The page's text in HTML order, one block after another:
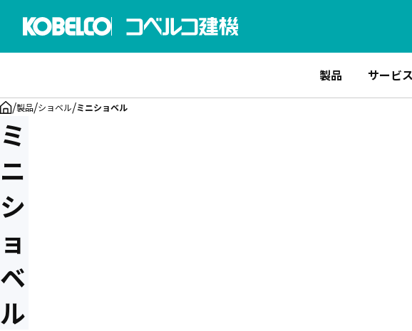
製品 サービ
/製品/ショベル/ミニショベル
ミ
ニ
シ
ョ
ベ
ル